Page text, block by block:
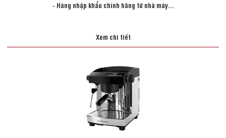
- Hàng nhập khẩu chính hãng từ nhà máy...
Xem chi tiết